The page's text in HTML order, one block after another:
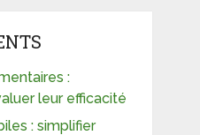
:
leur efficacité
: simplifier